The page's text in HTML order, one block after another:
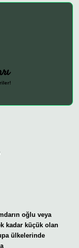
oğlu veya
kadar küçük olan
ülkelerinde